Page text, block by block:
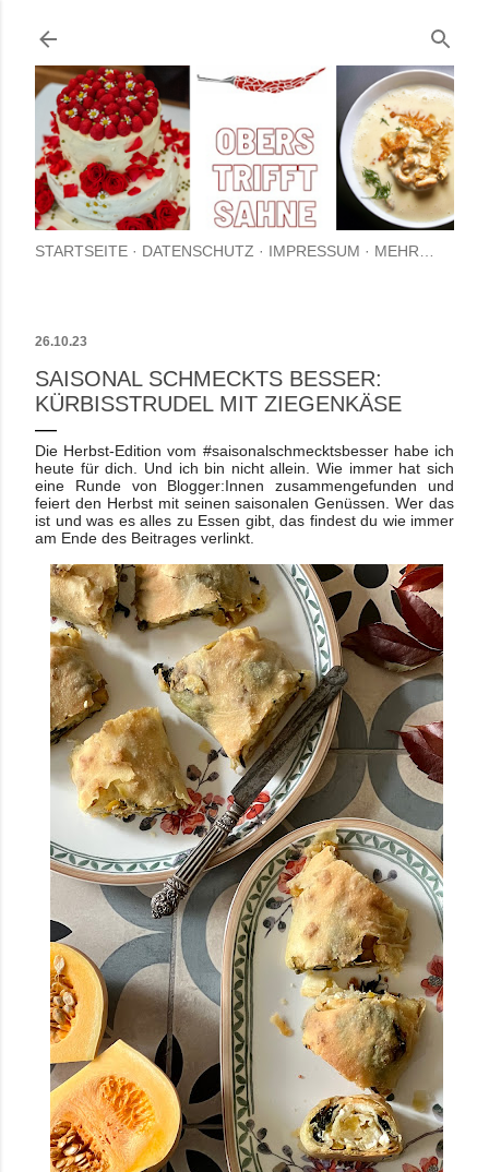
STARTSEITE DATENSCHUTZ IMPRESSUM MEHR…
26.10.23
SAISONAL SCHMECKTS BESSER:
KÜRBISSTRUDEL MIT ZIEGENKÄSE
Die Herbst-Edition vom #saisonalschmecktsbesser habe ich
heute für dich. Und ich bin nicht allein. Wie immer hat sich
eine Runde von Blogger:Innen zusammengefunden und
feiert den Herbst mit seinen saisonalen Genüssen. Wer das
ist und was es alles zu Essen gibt, das findest du wie immer
am Ende des Beitrages verlinkt.